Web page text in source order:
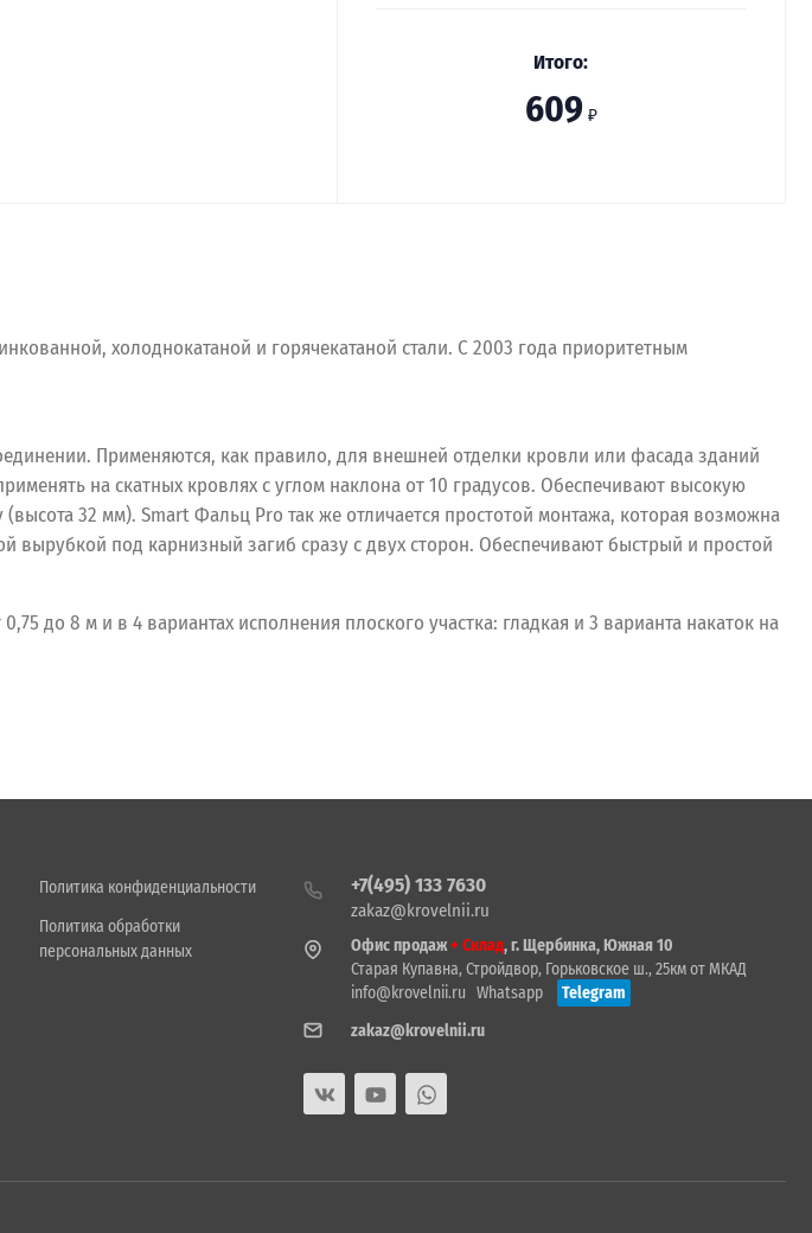
Итого:
609 ₽
холоднокатаной и горячекатаной стали. С 2003 года приоритетным
Применяются, как правило, для внешней отделки кровли или фасада зданий
на скатных кровлях с углом наклона от 10 градусов. Обеспечивают высокую
32 мм). Smart Фальц Pro так же отличается простотой монтажа, которая возможна
вырубкой под карнизный загиб сразу с двух сторон. Обеспечивают быстрый и простой
до 8 м и в 4 вариантах исполнения плоского участка: гладкая и 3 варианта накаток на
Политика конфиденциальности
Политика обработки
персональных данных
+7(495) 133 7630
zakaz@krovelnii.ru
Офис продаж+ Склад, г. Щербинка, Южная 10
Старая Купавна, Стройдвор, Горьковское ш., 25км от МКАД
info@krovelnii.ru
Whatsapp
Telegram
zakaz@krovelnii.ru